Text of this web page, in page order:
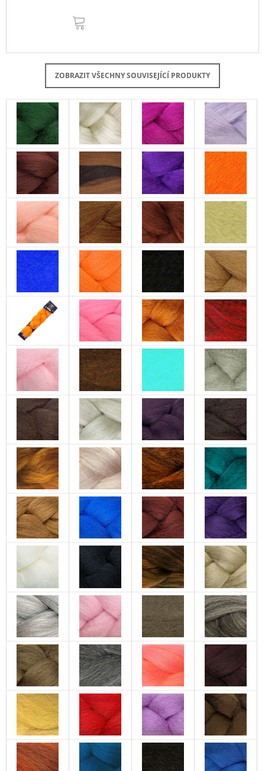
ZOBRAZIT VŠECHNY SOUVISEJÍCÍ PRODUKTY